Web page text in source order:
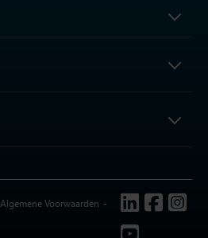
Algemene Voorwaarden Follow us